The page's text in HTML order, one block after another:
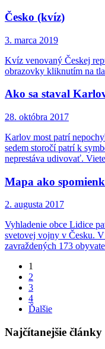
Česko (kvíz)
3. marca 2019
Kvíz venovaný Českej
obrazovky kliknutím na
Ako sa staval
28. októbra 2017
Karlov most patrí
sedem storočí patrí k
neprestáva udivovať.
Mapa ako
2. augusta 2017
Vyhladenie obce Lidice
svetovej vojny v Česku.
zavraždených 173
Page
1
Page
2
Page
3
Page
4
Ďalšie
Najčítanejšie články